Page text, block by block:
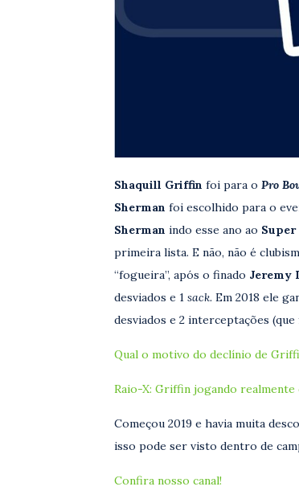
Shaquill Griffin foi para o Pro
Sherman foi escolhido para o
Sherman indo esse ano ao Super
primeira lista. E não, não é
“fogueira”, após o finado Jeremy
desviados e 1 sack. Em 2018 ele
desviados e 2 interceptações
Qual o motivo do declínio de
Raio-X: Griffin jogando realmente
Começou 2019 e havia muita
isso pode ser visto dentro de
Confira nosso canal!